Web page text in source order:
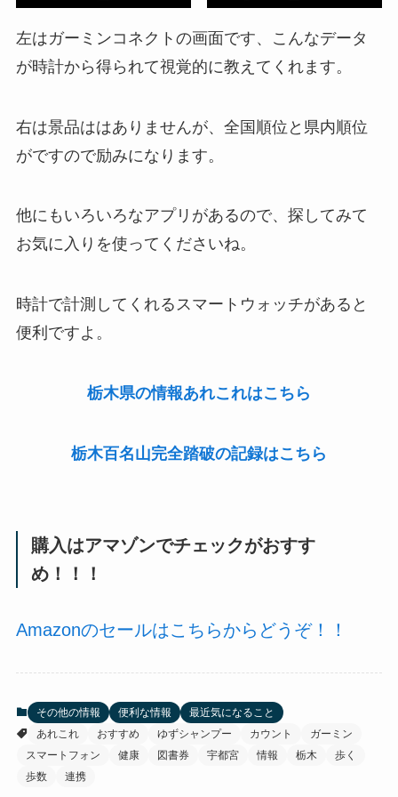
左はガーミンコネクトの画面です、こんなデータ
が時計から得られて視覚的に教えてくれます。
右は景品ははありませんが、全国順位と県内順位
がですので励みになります。
他にもいろいろなアプリがあるので、探してみて
お気に入りを使ってくださいね。
時計で計測してくれるスマートウォッチがあると
便利ですよ。
栃木県の情報あれこれはこちら
栃木百名山完全踏破の記録はこちら
購入はアマゾンでチェックがおすす
め！！！
Amazonのセールはこちらからどうぞ！！
その他の情報 便利な情報
最近気になること
あれこれ
おすすめ ゆずシャンプー カウント
ガーミン
スマートフォン
健康 図書券 宇都宮 情報 栃木
歩く
歩数
連携